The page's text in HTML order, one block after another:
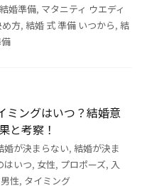
結婚準備, マタニティ ウエディ
め方, 結婚 式 準備 いつから, 結
ミングはいつ？結婚意
と考察！
婚が決まらない, 結婚が決ま
はいつ, 女性, プロポーズ, 入
男性, タイミング